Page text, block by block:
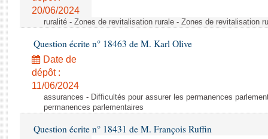
Dossiers législatifs
Budget et sécurité sociale
20/06/2024
ruralité - Zones de revitalisation rurale - Zones de revitalisation
Question écrite n° 18463 de M. Karl Olive
Date de
dépôt :
11/06/2024
assurances - Difficultés pour assurer les permanences
permanences parlementaires
Question écrite n° 18431 de M. François Ruffin